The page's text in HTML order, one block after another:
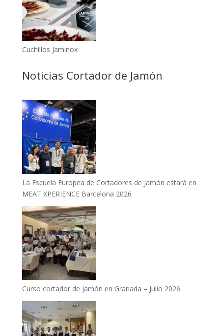
Cuchillos Jaminox
Noticias Cortador de Jamón
La Escuela Europea de Cortadores de Jamón estará en
MEAT XPERIENCE Barcelona 2026
Curso cortador de jamón en Granada – Julio 2026